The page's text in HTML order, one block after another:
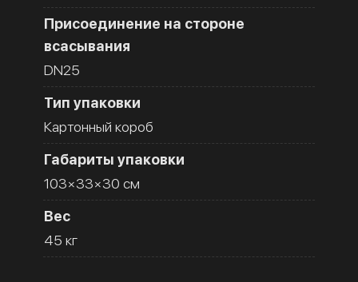
Присоединение на стороне
всасывания
DN25
Тип упаковки
Картонный короб
Габариты упаковки
103×33×30 см
Вес
45 кг